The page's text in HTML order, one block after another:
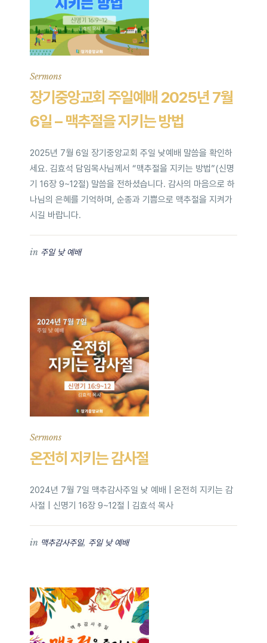
Sermons
장기중앙교회 주일예배 2025년 7월
6일 – 맥추절을 지키는 방법
2025년 7월 6일 장기중앙교회 주일 낮예배 말씀을 확인하
세요. 김효석 담임목사님께서 “맥추절을 지키는 방법”(신명
기 16장 9~12절) 말씀을 전하셨습니다. 감사의 마음으로 하
나님의 은혜를 기억하며, 순종과 기쁨으로 맥추절을 지켜가
시길 바랍니다.
in 주일 낮 예배
Sermons
온전히 지키는 감사절
2024년 7월 7일 맥추감사주일 낮 예배 | 온전히 지키는 감
사절 | 신명기 16장 9~12절 | 김효석 목사
in 맥추감사주일, 주일 낮 예배